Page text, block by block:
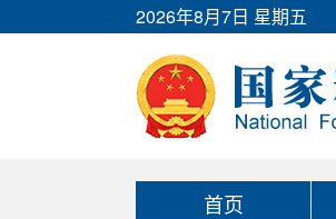
2026年8月7日 星期五
首页